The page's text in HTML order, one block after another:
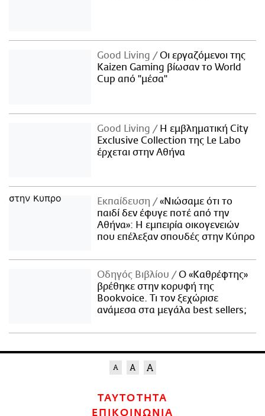
Good Living
Οι εργαζόμενοι της
Kaizen Gaming βίωσαν το World
Cup από "μέσα"
Good Living
Η εμβληματική City
Exclusive Collection της Le Labo
έρχεται στην Αθήνα
Εκπαίδευση
«Νιώσαμε ότι το
παιδί δεν έφυγε ποτέ από την
Αθήνα»: Η εμπειρία οικογενειών
που επέλεξαν σπουδές στην Κύπρο
Οδηγός Βιβλίου
Ο «Καθρέφτης»
βρέθηκε στην κορυφή της
Bookvoice. Τι τον ξεχώρισε
ανάμεσα στα μεγάλα best sellers;
ΤΑΥΤΟΤΗΤΑ
ΕΠΙΚΟΙΝΩΝΙΑ